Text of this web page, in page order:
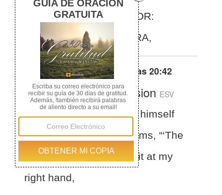
SEÑOR DIJO A MI SEÑOR:
"SIENTATE A MI DIESTRA,
Otras traducciones de Lucas 20:42
English Standard Version ESV
Luke 20:42 For David himself
says in the Book of Psalms, “‘The
Lord said to my Lord, “Sit at my
right hand,